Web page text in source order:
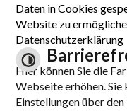
Mo - Do:
Leichte
Daten in Cookies
Website zu
Datenschutzerklärung
Hier können Sie die
Webseite erhöhen. Sie
Einstellungen über